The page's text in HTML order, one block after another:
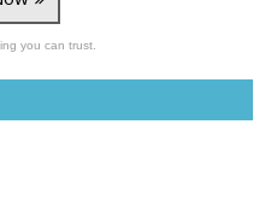
you can trust.